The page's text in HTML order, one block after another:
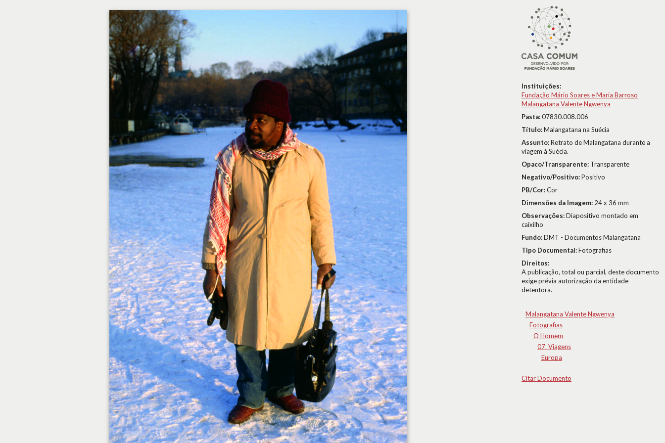
Instituições:
Fundação Mário Soares e Maria Barroso
Malangatana Valente Ngwenya
Pasta:07830.008.006
Título:Malangatana na Suécia
Assunto:Retrato de Malangatana durante a
viagem à Suécia.
Opaco/Transparente: Transparente
Negativo/Positivo:Positivo
PB/Cor:Cor
Dimensões da Imagem: 24 x 36 mm
Observações:Diapositivo montado em
caixilho
Fundo:DMT - Documentos Malangatana
Tipo Documental:Fotografias
Direitos:
A publicação, total ou parcial, deste documento
exige prévia autorização da entidade
detentora.
Malangatana Valente Ngwenya
Fotografias
O Homem
07. Viagens
Europa
Citar Documento